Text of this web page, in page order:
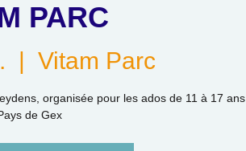
PARC
Vitam Parc
organisée pour les ados de 11 à 17 ans
de Gex